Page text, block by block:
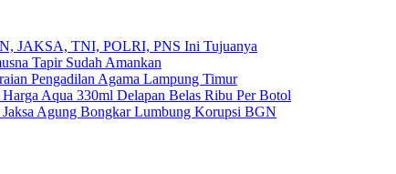
JAKSA, TNI, POLRI, PNS Ini Tujuanya
Tapir Sudah Amankan
Pengadilan Agama Lampung Timur
Aqua 330ml Delapan Belas Ribu Per Botol
Agung Bongkar Lumbung Korupsi BGN